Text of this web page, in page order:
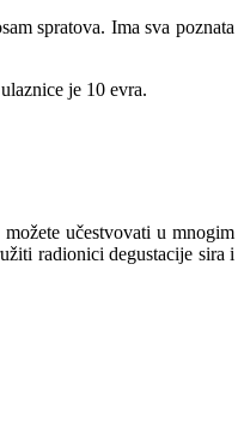
spratova. Ima sva poznata
je 10 evra.
učestvovati u mnogim
radionici degustacije sira i